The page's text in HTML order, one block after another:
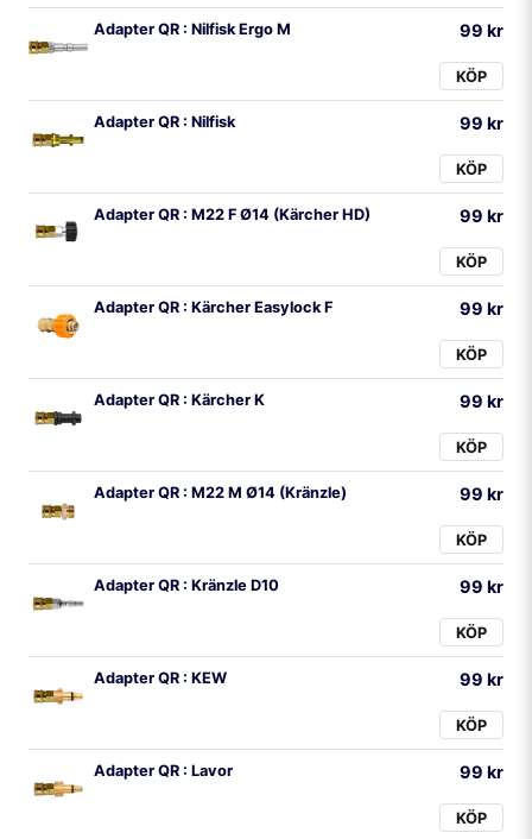
Adapter QR : Nilfisk Ergo M 99 kr
KÖP
Adapter QR : Nilfisk 99 kr
KÖP
Adapter QR : M22 F Ø14 (Kärcher HD) 99 kr
KÖP
Adapter QR : Kärcher Easylock F 99 kr
KÖP
Adapter QR : Kärcher K 99 kr
KÖP
Adapter QR : M22 M Ø14 (Kränzle) 99 kr
KÖP
Adapter QR : Kränzle D10 99 kr
KÖP
Adapter QR : KEW 99 kr
KÖP
Adapter QR : Lavor 99 kr
KÖP